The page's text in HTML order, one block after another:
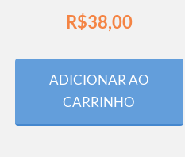
R$38,00
ADICIONAR AO
CARRINHO